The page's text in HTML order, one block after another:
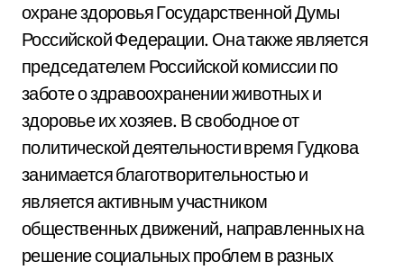
охране здоровья Государственной Думы
Российской Федерации. Она также является
председателем Российской комиссии по
заботе о здравоохранении животных и
здоровье их хозяев. В свободное от
политической деятельности время Гудкова
занимается благотворительностью и
является активным участником
общественных движений, направленных на
решение социальных проблем в разных